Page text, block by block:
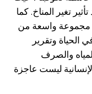
تغير المناخ. كما
مجموعة واسعة من
الحياة وتقرير
والصرف
ليست عاجزة